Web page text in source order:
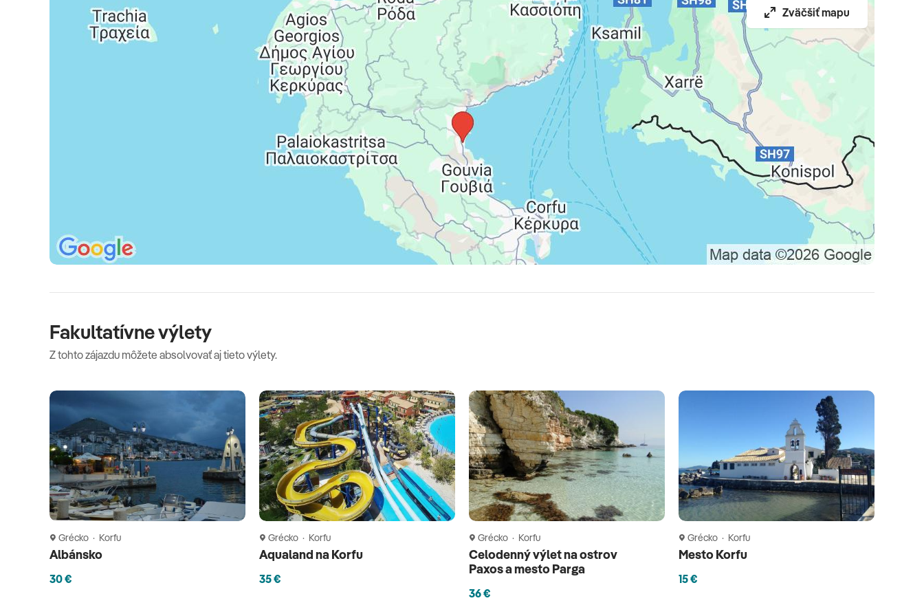
leteckú dopravu, ubytovanie, all inclusive, poistenie insolventnosti, servisné poplatky (letiskové poplatky,
bezpečnostná taxa, iné poplatky súvisiace s vykonaním leteckej dopravy), palivový príplatok
Klimatickú taxu (Climate Resilience Tax, predtým pobytová taxa): cca 10€/izba/deň pobytu, platí sa na mieste v
ubytovacom zariadení, zväčša v posledný deň pobytu.
*****
Zväčšiť mapu
Fakultatívne výlety
Z tohto zájazdu môžete absolvovať aj tieto výlety.
Grécko · Korfu
Albánsko
30 €
Grécko · Korfu
Aqualand na Korfu
35 €
Grécko · Korfu
Celodenný výlet na ostrov
Paxos a mesto Parga
36 €
Grécko · Korfu
Mesto Korfu
15 €